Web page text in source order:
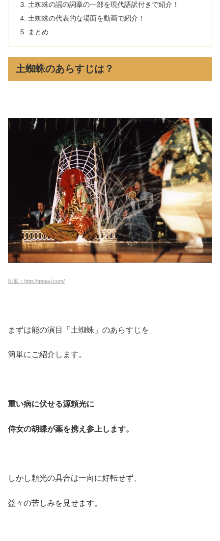
土蜘蛛の謡の詞章の一部を現代語訳付きで紹介！
土蜘蛛の代表的な場面を動画で紹介！
まとめ
土蜘蛛のあらすじは？
出展：http://tpnavi.com/
まずは能の演目「土蜘蛛」のあらすじを
簡単にご紹介します。
重い病に伏せる源頼光に
侍女の胡蝶が薬を携え参上します。
しかし頼光の具合は一向に好転せず、
益々の苦しみを見せます。